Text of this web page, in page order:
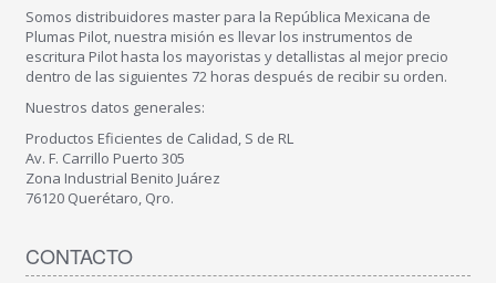
Somos distribuidores master para la República Mexicana de
Plumas Pilot, nuestra misión es llevar los instrumentos de
escritura Pilot hasta los mayoristas y detallistas al mejor precio
dentro de las siguientes 72 horas después de recibir su orden.
Nuestros datos generales:
Productos Eficientes de Calidad, S de RL
Av. F. Carrillo Puerto 305
Zona Industrial Benito Juárez
76120 Querétaro, Qro.
CONTACTO